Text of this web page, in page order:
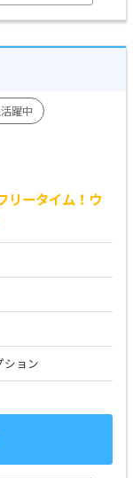
躍中
リータイム！ウ
ション